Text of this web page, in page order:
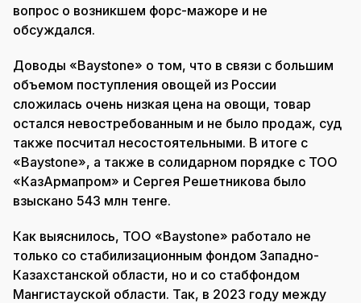
вопрос о возникшем форс-мажоре и не
обсуждался.
Доводы «Baystone» о том, что в связи с большим
объемом поступления овощей из России
сложилась очень низкая цена на овощи, товар
остался невостребованным и не было продаж, суд
также посчитал несостоятельными. В итоге с
«Baystone», а также в солидарном порядке с ТОО
«КазАрмапром» и Сергея Решетникова было
взыскано 543 млн тенге.
Как выяснилось, ТОО «Baystone» работало не
только со стабилизационным фондом Западно-
Казахстанской области, но и со стабфондом
Мангистауской области. Так, в 2023 году между